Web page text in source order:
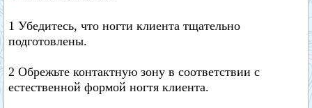
1 Убедитесь, что ногти клиента тщательно
подготовлены.
2 Обрежьте контактную зону в соответствии с
естественной формой ногтя клиента.